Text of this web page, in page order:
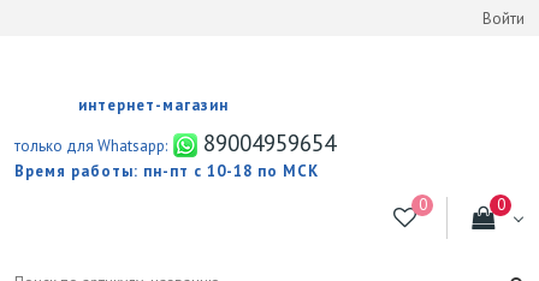
Войти
интернет-магазин
только для Whatsapp:
89004959654
Время работы: пн-пт с 10-18 по МСК